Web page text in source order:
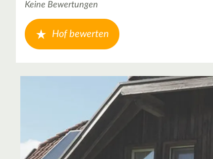
Keine Bewertungen
Hof bewerten